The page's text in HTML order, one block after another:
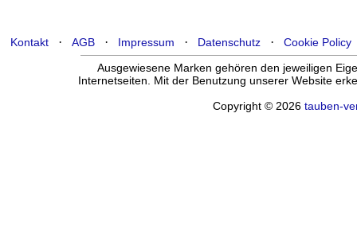
Kontakt· AGB· Impressum · Datenschutz· Cookie Policy
Ausgewiesene Marken gehören den jeweiligen
Internetseiten. Mit der Benutzung unserer Website
Copyright © 2026 tauben-